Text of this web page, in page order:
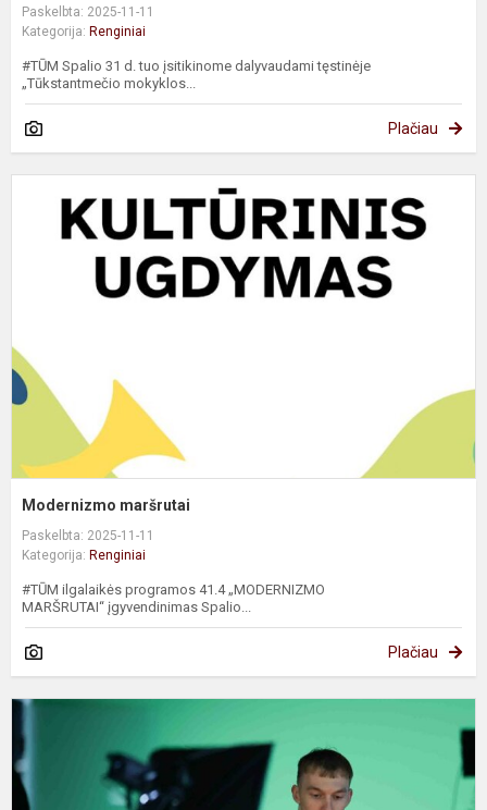
Paskelbta: 2025-11-11
Kategorija: Renginiai
#TŪM Spalio 31 d. tuo įsitikinome dalyvaudami tęstinėje
„Tūkstantmečio mokyklos...
Plačiau
Modernizmo maršrutai
Paskelbta: 2025-11-11
Kategorija: Renginiai
#TŪM ilgalaikės programos 41.4 „MODERNIZMO
MARŠRUTAI“ įgyvendinimas Spalio...
Plačiau